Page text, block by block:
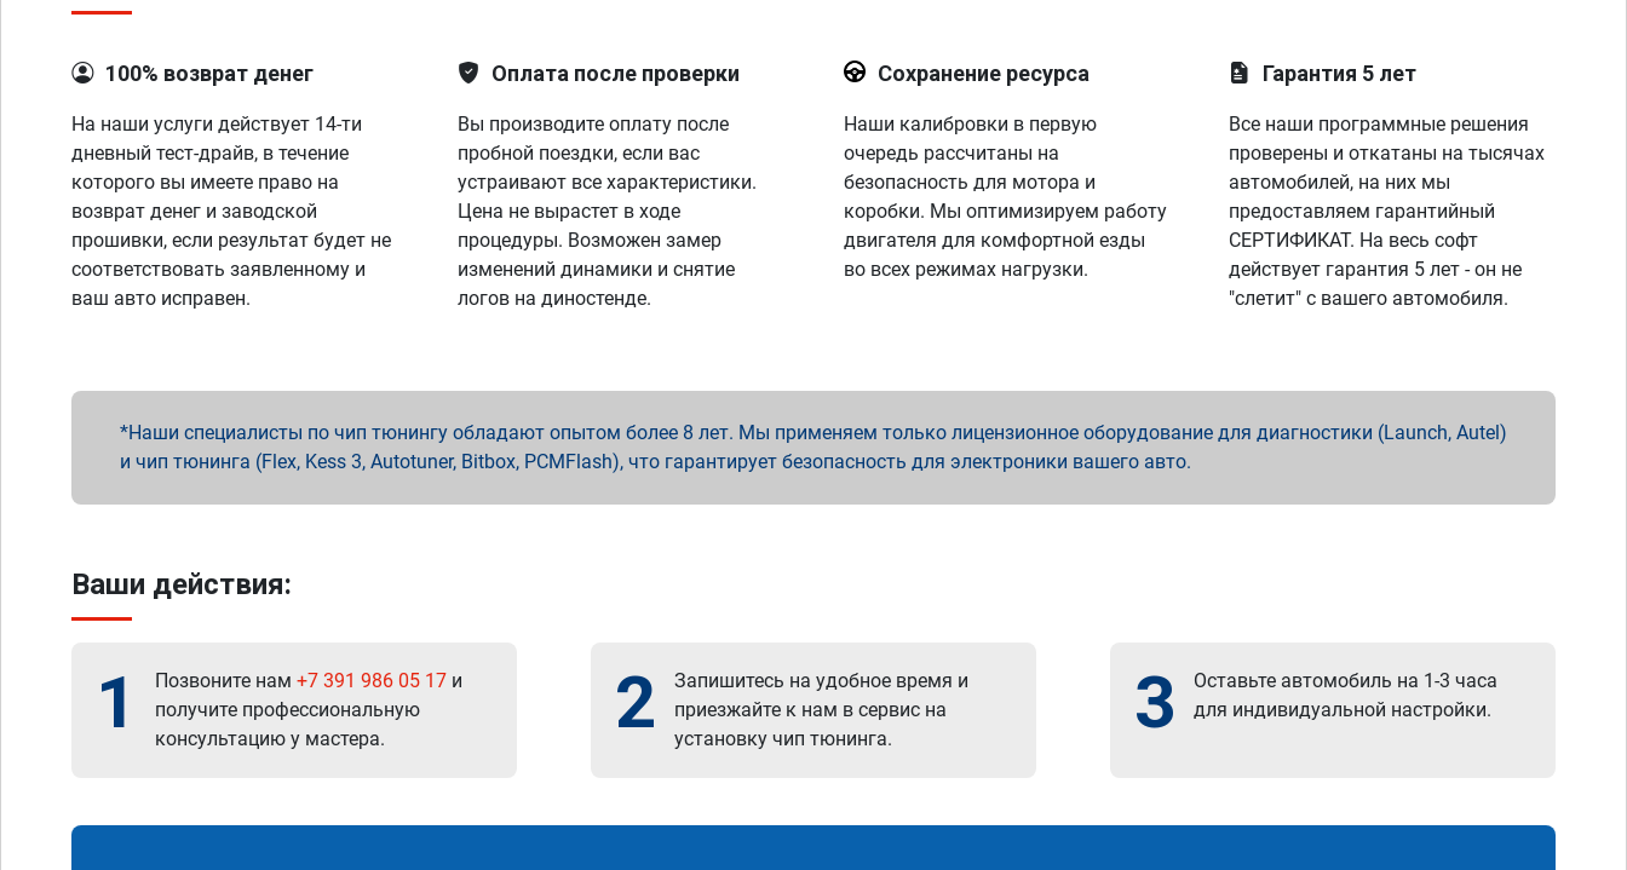
100% возврат денег
На наши услуги действует 14-ти
дневный тест-драйв, в течение
которого вы имеете право на
возврат денег и заводской
прошивки, если результат будет не
соответствовать заявленному и
ваш авто исправен.
Оплата после проверки
Вы производите оплату после
пробной поездки, если вас
устраивают все характеристики.
Цена не вырастет в ходе
процедуры. Возможен замер
изменений динамики и снятие
логов на диностенде.
Сохранение ресурса
Наши калибровки в первую
очередь рассчитаны на
безопасность для мотора и
коробки. Мы оптимизируем работу
двигателя для комфортной езды
во всех режимах нагрузки.
Гарантия 5 лет
Все наши программные решения
проверены и откатаны на тысячах
автомобилей, на них мы
предоставляем гарантийный
СЕРТИФИКАТ. На весь софт
действует гарантия 5 лет - он не
"слетит" с вашего автомобиля.
Наши специалисты по чип тюнингу обладают опытом более 8 лет. Мы применяем только лицензионное оборудование для диагностики (Launch, Autel)
и чип тюнинга (Flex, Kess 3, Autotuner, Bitbox, PCMFlash), что гарантирует безопасность для электроники вашего авто.
Ваши действия:
1 Позвоните нам +7 391 986 05 17 и
получите профессиональную
консультацию у мастера.
2
Запишитесь на удобное время и
приезжайте к нам в сервис на
установку чип тюнинга.
3
Оставьте автомобиль на 1-3 часа
для индивидуальной настройки.